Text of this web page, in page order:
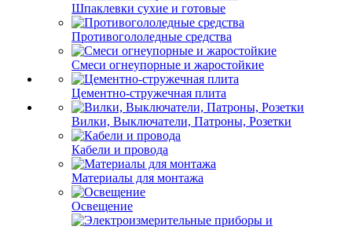
Шпаклевки сухие и готовые
Противогололедные средства
Смеси огнеупорные и жаростойкие
Цементно-стружечная плита
Вилки, Выключатели, Патроны, Розетки
Кабели и провода
Материалы для монтажа
Освещение